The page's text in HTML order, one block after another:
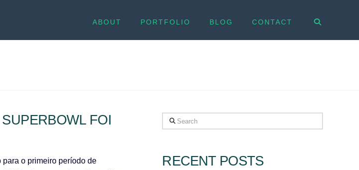
ABOUT PORTFOLIO BLOG CONTACT
FOI
para o primeiro período de
Search
RECENT POSTS